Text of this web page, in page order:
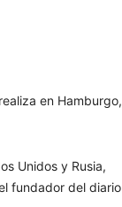
en Hamburgo,
Unidos y Rusia,
fundador del diario